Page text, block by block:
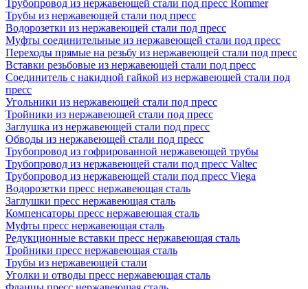
Трубопровод из нержавеющей стали под пресс Rommer
Трубы из нержавеющей стали под пресс
Водорозетки из нержавеющей стали под пресс
Муфты соединительные из нержавеющей стали под пресс
Переходы прямые на резьбу из нержавеющей стали под пресс
Вставки резьбовые из нержавеющей стали под пресс
Соединитель с накидной гайкой из нержавеющей стали под
пресс
Угольники из нержавеющей стали под пресс
Тройники из нержавеющей стали под пресс
Заглушка из нержавеющей стали под пресс
Обводы из нержавеющей стали под пресс
Трубопровод из гофрированной нержавеющей трубы
Трубопровод из нержавеющей стали под пресс Valtec
Трубопровод из нержавеющей стали под пресс Viega
Водорозетки пресс нержавеющая сталь
Заглушки пресс нержавеющая сталь
Компенсаторы пресс нержавеющая сталь
Муфты пресс нержавеющая сталь
Редукционные вставки пресс нержавеющая сталь
Тройники пресс нержавеющая сталь
Трубы из нержавеющей стали
Уголки и отводы пресс нержавеющая сталь